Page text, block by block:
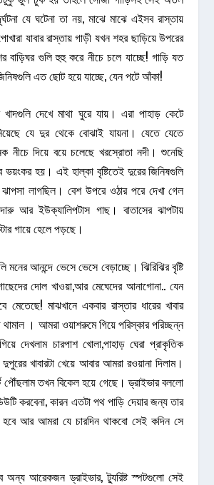
যে ঘটেনা তা নয়, মাঝে মাঝে এইসব রাস্তায়
যাবার রাস্তায় গাড়ী যখন শহর ছাড়িয়ে উপরের
বাড়িঘর গুলি হুহু করে নীচে চলে যাচ্ছে! গাড়ি যত
এত ছোট হয়ে যাচ্ছে, যেন পটে আঁকা!
খাদগুলি দেখে মাথা ঘুরে যায়। এরা পাহাড় কেটে
যে দুর থেকে বোঝাই যায়না। যেতে যেতে
নীচে দিয়ে বয়ে চলেছে খরস্রোতা নদী। শুনেছি
ভয়ংকর হয়। এই হাল্কা বৃষ্টিতেই দুরের জিনিষগুলি
লাগছিল। বেশ উপরে ওঠার পরে দেখা গেল
আর ইউক্যালিপটাস গাছ। বাতাসের ঝাপটায়
গায়ে হেলে পড়ছে।
মনের আনন্দে ভেসে ভেসে বেড়াচ্ছে। ঝিরিঝির বৃষ্টি
দোল খাওয়া,আর মেঘেদের আনাগোনা.. যেন
মাঝখানে একবার রাস্তার ধারের খাবার
থামাল । আমরা ওয়াশরুমে গিয়ে পরিস্কার পরিচ্ছন্ন
দেখলাম চারপাশ খোলা,পাহাড় ঘেরা প্রাকৃতিক
খাবারটা খেয়ে আবার আমরা রওয়ানা দিলাম।
পৌঁছলাম তখন বিকেল হয়ে গেছে। ড্রাইভার বললো
করবেনা, কারন এতটা পথ পাড়ি দেয়ার জন্য তার
হবে আর আমরা যে চারদিন থাকবো সেই কদিন সে
অন্য আরেকজন ড্রাইভার, ট্যুরিষ্ট স্পটগুলো সেই